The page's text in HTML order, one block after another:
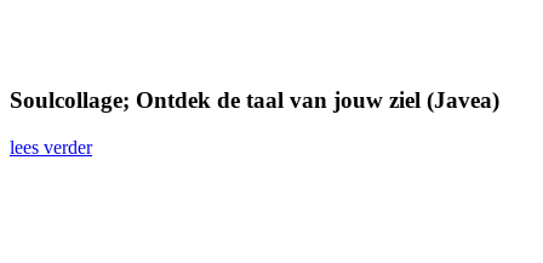
Soulcollage; Ontdek de taal van jouw ziel (Javea)
lees verder